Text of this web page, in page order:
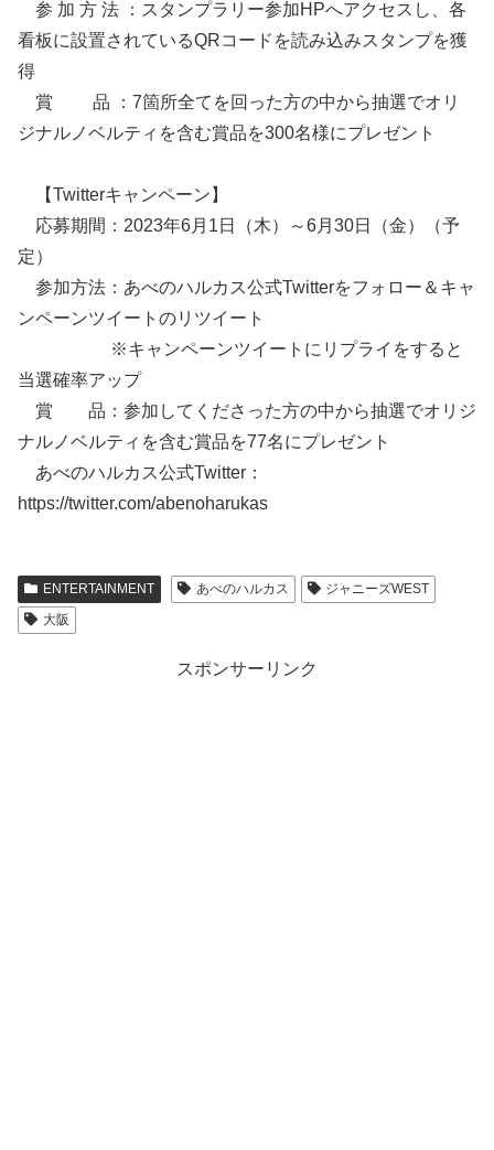
参 加 方 法 ：スタンプラリー参加HPへアクセスし、各
看板に設置されているQRコードを読み込みスタンプを獲
得
賞 品 ：7箇所全てを回った方の中から抽選でオリ
ジナルノベルティを含む賞品を300名様にプレゼント
【Twitterキャンペーン】
応募期間：2023年6月1日（木）～6月30日（金）（予
定）
参加方法：あべのハルカス公式Twitterをフォロー＆キャ
ンペーンツイートのリツイート
※キャンペーンツイートにリプライをすると
当選確率アップ
賞 品：参加してくださった方の中から抽選でオリジ
ナルノベルティを含む賞品を77名にプレゼント
あべのハルカス公式Twitter：
https://twitter.com/abenoharukas
ENTERTAINMENT あべのハルカス
ジャニーズWEST
大阪
スポンサーリンク